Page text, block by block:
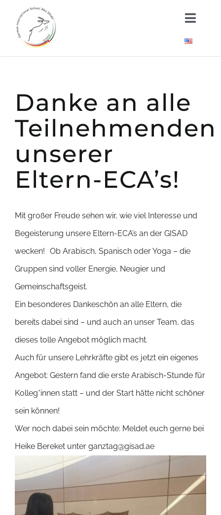
contentÜber uns
Schule
Wichtige Dokumente
Danke an alle
Teilnehmenden
unserer
Eltern-ECA’s!
Mit großer Freude sehen wir, wie viel Interesse und
Begeisterung unsere Eltern-ECA’s an der GISAD
wecken! Ob Arabisch, Spanisch oder Yoga – die
Gruppen sind voller Energie, Neugier und
Gemeinschaftsgeist.
Ein besonderes Dankeschön an alle Eltern, die
bereits dabei sind – und auch an unser Team, das
dieses tolle Angebot möglich macht.
Auch für unsere Lehrkräfte gibt es jetzt ein eigenes
Angebot: Gestern fand die erste Arabisch-Stunde für
Kolleg*innen statt – und der Start hätte nicht schöner
sein können!
Wer noch dabei sein möchte: Meldet euch gerne bei
Heike Bereket unter ganztag@gisad.ae